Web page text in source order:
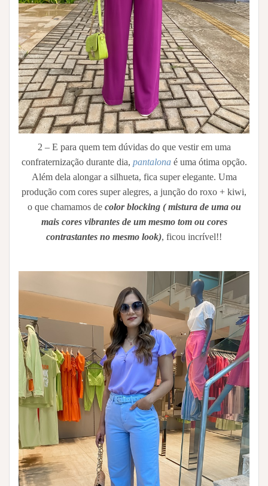
2 – E para quem tem dúvidas do que vestir em uma
confraternização durante dia, pantalona é uma ótima opção.
Além dela alongar a silhueta, fica super elegante. Uma
produção com cores super alegres, a junção do roxo + kiwi,
o que chamamos de color blocking ( mistura de uma ou
mais cores vibrantes de um mesmo tom ou cores
contrastantes no mesmo look), ficou incrível!!